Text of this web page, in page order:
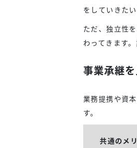
をしていきた
ただ、独立性
わってきます
事業承継
業務提携や資
す。
共通のメ